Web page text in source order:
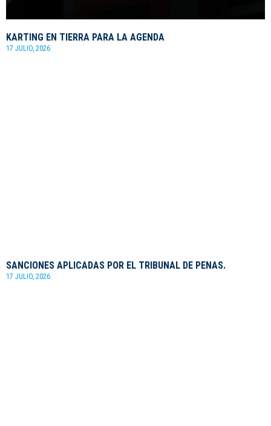
KARTING EN TIERRA PARA LA AGENDA
17 JULIO, 2026
SANCIONES APLICADAS POR EL TRIBUNAL DE PENAS.
17 JULIO, 2026